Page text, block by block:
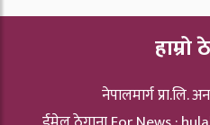
हाम्रो
नेपालमार्ग प्रा.लि.